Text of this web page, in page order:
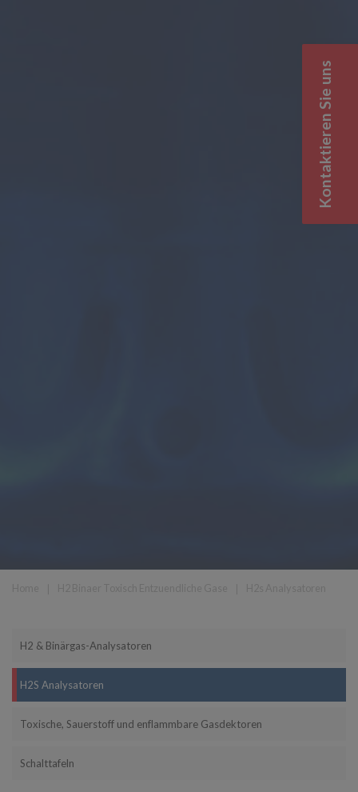
H2 & Binärgas-Analysatoren
H2S Analysatoren
Toxische, Sauerstoff und enflammbare Gasdektoren
Schalttafeln
Kontaktieren Sie uns